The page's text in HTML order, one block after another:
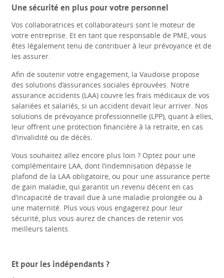
Une sécurité en plus pour votre personnel
Vos collaboratrices et collaborateurs sont le moteur de
votre entreprise. Et en tant que responsable de PME, vous
êtes légalement tenu de contribuer à leur prévoyance et de
les assurer.
Afin de soutenir votre engagement, la Vaudoise propose
des solutions d’assurances sociales éprouvées. Notre
assurance accidents (LAA) couvre les frais médicaux de vos
salariées et salariés, si un accident devait leur arriver. Nos
solutions de prévoyance professionnelle (LPP), quant à elles,
leur offrent une protection financière à la retraite, en cas
d’invalidité ou de décès.
Vous souhaitez allez encore plus loin ? Optez pour une
complémentaire LAA, dont l’indemnisation dépasse le
plafond de la LAA obligatoire, ou pour une assurance perte
de gain maladie, qui garantit un revenu décent en cas
d’incapacité de travail due à une maladie prolongée ou à
une maternité. Plus vous vous engagerez pour leur
sécurité, plus vous aurez de chances de retenir vos
meilleurs talents.
Et pour les indépendants ?